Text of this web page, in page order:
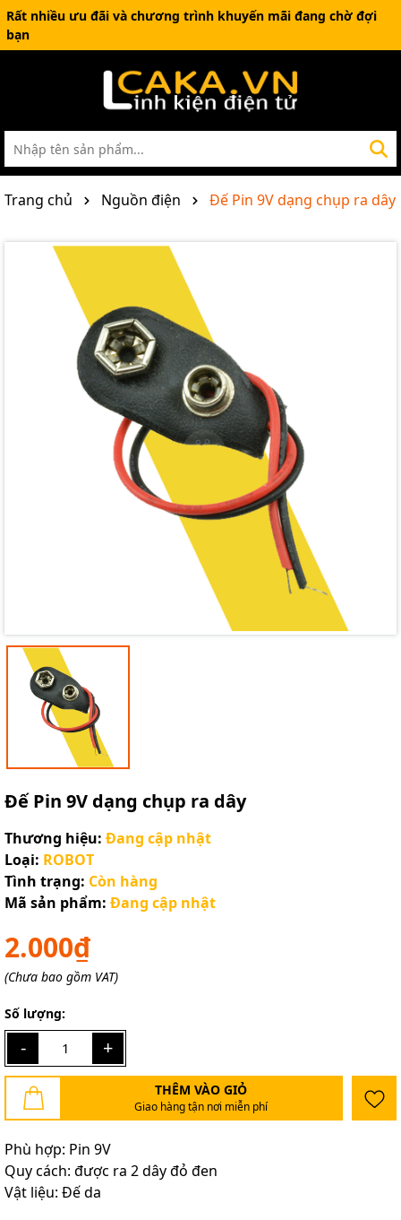
Rất nhiều ưu đãi và chương trình khuyến mãi đang chờ đợi
bạn
Trang chủ Nguồn điện Đế Pin 9V dạng chụp ra dây
Đế Pin 9V dạng chụp ra dây
Thương hiệu: Đang cập nhật
Loại: ROBOT
Tình trạng: Còn hàng
Mã sản phẩm: Đang cập nhật
2.000₫
(Chưa bao gồm VAT)
Số lượng:
- +
THÊM VÀO GIỎ
Giao hàng tận nơi miễn phí
Phù hợp: Pin 9V
Quy cách: được ra 2 dây đỏ đen
Vật liệu: Đế da
Điều kiện: